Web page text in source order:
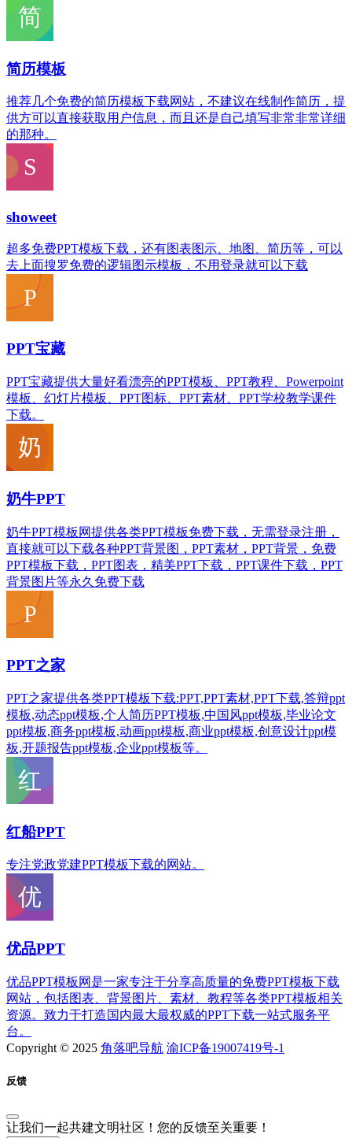
简历模板
推荐几个免费的简历模板下载网站，不建议在线制作简历，提
供方可以直接获取用户信息，而且还是自己填写非常非常详细
的那种。
showeet
超多免费PPT模板下载，还有图表图示、地图、简历等，可以
去上面搜罗免费的逻辑图示模板，不用登录就可以下载
PPT宝藏
PPT宝藏提供大量好看漂亮的PPT模板、PPT教程、Powerpoint
模板、幻灯片模板、PPT图标、PPT素材、PPT学校教学课件
下载。
奶牛PPT
奶牛PPT模板网提供各类PPT模板免费下载，无需登录注册，
直接就可以下载各种PPT背景图，PPT素材，PPT背景，免费
PPT模板下载，PPT图表，精美PPT下载，PPT课件下载，PPT
背景图片等永久免费下载
PPT之家
PPT之家提供各类PPT模板下载:PPT,PPT素材,PPT下载,答辩ppt
模板,动态ppt模板,个人简历PPT模板,中国风ppt模板,毕业论文
ppt模板,商务ppt模板,动画ppt模板,商业ppt模板,创意设计ppt模
板,开题报告ppt模板,企业ppt模板等。
红船PPT
专注党政党建PPT模板下载的网站。
优品PPT
优品PPT模板网是一家专注于分享高质量的免费PPT模板下载
网站，包括图表、背景图片、素材、教程等各类PPT模板相关
资源。致力于打造国内最大最权威的PPT下载一站式服务平
台。
Copyright © 2025 角落吧导航 渝ICP备19007419号-1
反馈
让我们一起共建文明社区！您的反馈至关重要！